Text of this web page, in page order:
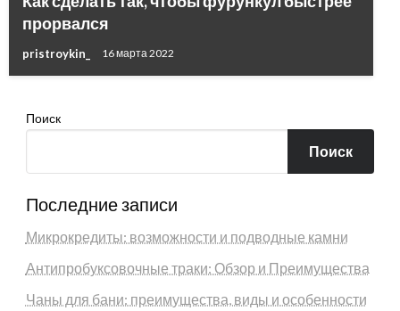
прорвался
pristroykin_ 16 марта 2022
Поиск
Поиск
Последние записи
Микрокредиты: возможности и подводные камни
Антипробуксовочные траки: Обзор и Преимущества
Чаны для бани: преимущества, виды и особенности